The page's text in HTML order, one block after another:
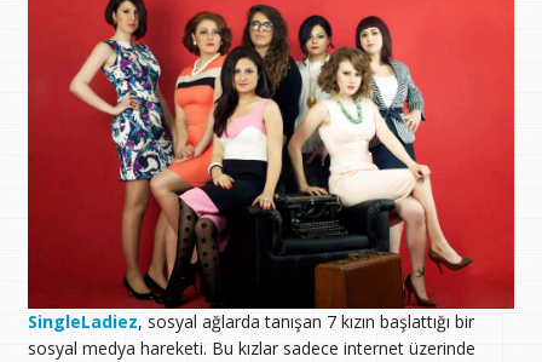
SingleLadiez, sosyal ağlarda tanışan 7 kızın başlattığı bir
sosyal medya hareketi. Bu kızlar sadece internet üzerinde